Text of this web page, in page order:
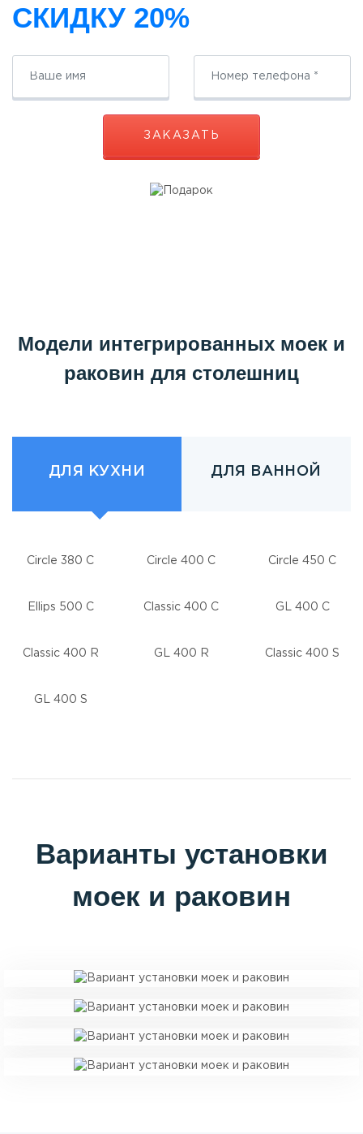
СКИДКУ 20%
ЗАКАЗАТЬ
Модели интегрированных моек и
раковин для столешниц
ДЛЯ КУХНИ ДЛЯ ВАННОЙ
Circle 380 C Circle 400 C Circle 450 C
Ellips 500 C Classic 400 C GL 400 C
Classic 400 R GL 400 R Classic 400 S
GL 400 S
Варианты установки
моек и раковин